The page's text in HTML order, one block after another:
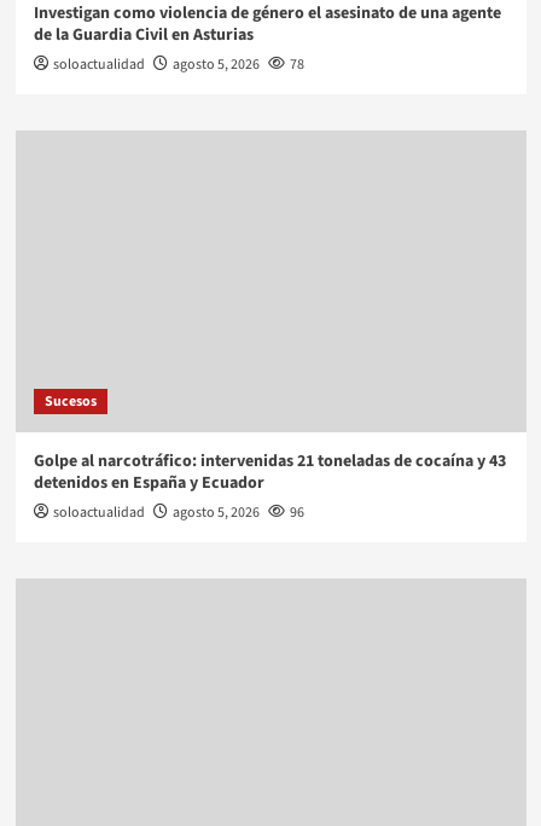
Investigan como violencia de género el asesinato de una agente
de la Guardia Civil en Asturias
soloactualidad agosto 5, 2026 78
Sucesos
Golpe al narcotráfico: intervenidas 21 toneladas de cocaína y 43
detenidos en España y Ecuador
soloactualidad agosto 5, 2026 96